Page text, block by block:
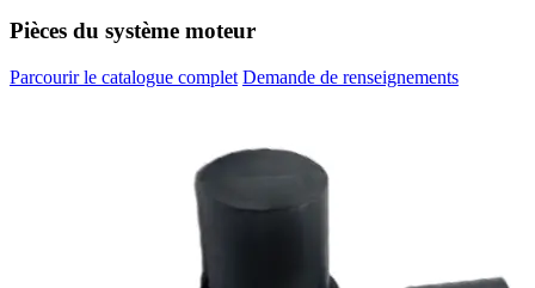
Pièces du système moteur
Parcourir le catalogue complet Demande de renseignements